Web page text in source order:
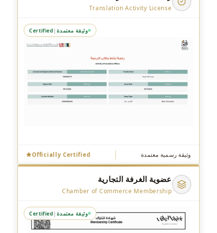
Translation Activity License
وثيقة معتمدة |
Certified
وثيقة رسمية معتمدة Officially Certified
عضوية الغرفة التجارية
Chamber of Commerce Membership
وثيقة معتمدة |
Certified